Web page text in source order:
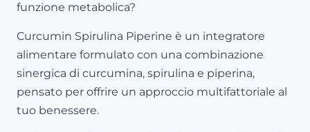
funzione metabolica?
Curcumin Spirulina Piperine è un integratore
alimentare formulato con una combinazione
sinergica di curcumina, spirulina e piperina,
pensato per offrire un approccio multifattoriale al
tuo benessere.